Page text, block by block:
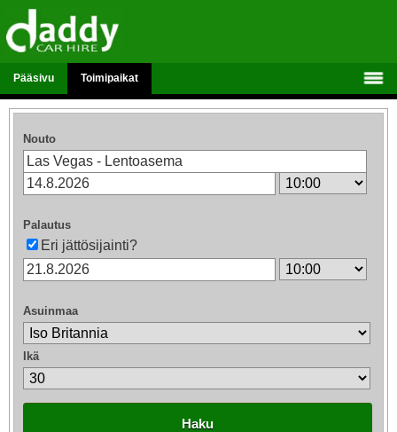
Pääsivu Toimipaikat
Nouto
Palautus
Eri jättösijainti?
Asuinmaa
Ikä
Haku